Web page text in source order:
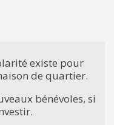
existe pour
de quartier.
bénévoles, si